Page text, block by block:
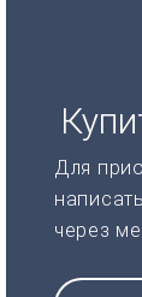
Для
через